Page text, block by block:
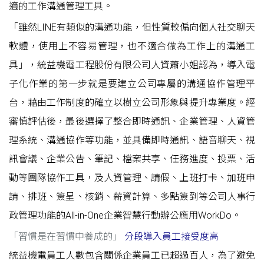
適的工作溝通管理工具。
「雖然LINE有類似的溝通功能，但性質較偏向個人社交聊天
軟體，使用上不容易管理，也不適合做為工作上的溝通工
具」，統益機電工程股份有限公司人資蕭小姐認為，導入電
子化作業的第一步就是要建立公司專屬的溝通協作管理平
台，藉由工作制度的確立以樹立公司形象與提升專業度。經
審慎評估後，最後選擇了整合即時通訊、企業管理、人資管
理系統、溝通協作等功能，並具備即時通訊、語音聊天、視
訊會議、企業公告、筆記、檔案共享、任務進度、投票、活
動等團隊協作工具，及人資管理、請假、上班打卡、加班申
請、排班、簽呈、核銷、薪資計算、多點簽到等公司人事行
政管理功能的All-in-One企業智慧行動辦公應用WorkDo。
「 習慣是在習慣中養成的 」 分段導入員工接受度高
統益機電員工人數包含關係企業員工已超過百人，為了避免